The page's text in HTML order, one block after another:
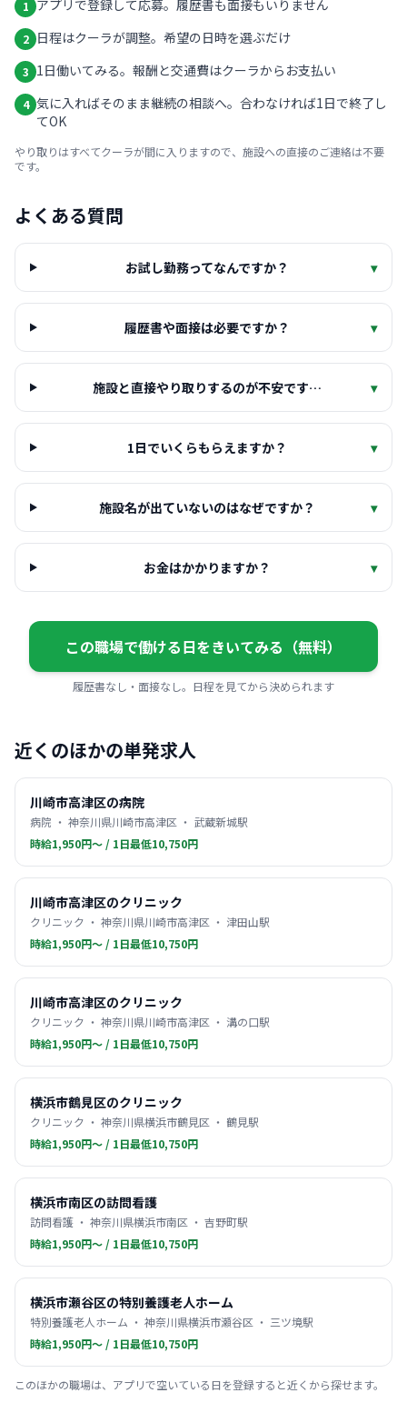
1 アプリで登録して応募。履歴書も面接もいりません
2 日程はクーラが調整。希望の日時を選ぶだけ
3 1日働いてみる。報酬と交通費はクーラからお支払い
4 気に入ればそのまま継続の相談へ。合わなければ1日で終了し
てOK
やり取りはすべてクーラが間に入りますので、施設への直接のご連絡は不要
です。
よくある質問
お試し勤務ってなんですか？ ▾
履歴書や面接は必要ですか？ ▾
施設と直接やり取りするのが不安です… ▾
1日でいくらもらえますか？ ▾
施設名が出ていないのはなぜですか？ ▾
お金はかかりますか？ ▾
この職場で働ける日をきいてみる（無料）
履歴書なし・面接なし。日程を見てから決められます
近くのほかの単発求人
川崎市高津区の病院
病院 ・ 神奈川県川崎市高津区 ・ 武蔵新城駅
時給1,950円〜 / 1日最低10,750円
川崎市高津区のクリニック
クリニック ・ 神奈川県川崎市高津区 ・ 津田山駅
時給1,950円〜 / 1日最低10,750円
川崎市高津区のクリニック
クリニック ・ 神奈川県川崎市高津区 ・ 溝の口駅
時給1,950円〜 / 1日最低10,750円
横浜市鶴見区のクリニック
クリニック ・ 神奈川県横浜市鶴見区 ・ 鶴見駅
時給1,950円〜 / 1日最低10,750円
横浜市南区の訪問看護
訪問看護 ・ 神奈川県横浜市南区 ・ 吉野町駅
時給1,950円〜 / 1日最低10,750円
横浜市瀬谷区の特別養護老人ホーム
特別養護老人ホーム ・ 神奈川県横浜市瀬谷区 ・ 三ツ境駅
時給1,950円〜 / 1日最低10,750円
このほかの職場は、アプリで空いている日を登録すると近くから探せます。